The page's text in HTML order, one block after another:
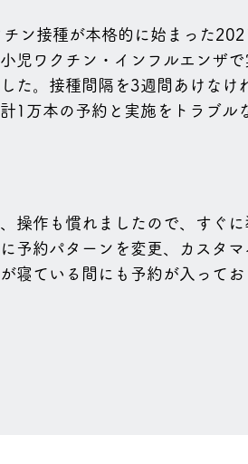
ン接種が本格的に始まった
児ワクチン・インフルエンザ
た。接種間隔を3週間あけなけ
1万本の予約と実施をトラブル
操作も慣れましたので、すぐに
予約パターンを変更、カスタマ
寝ている間にも予約が入ってお